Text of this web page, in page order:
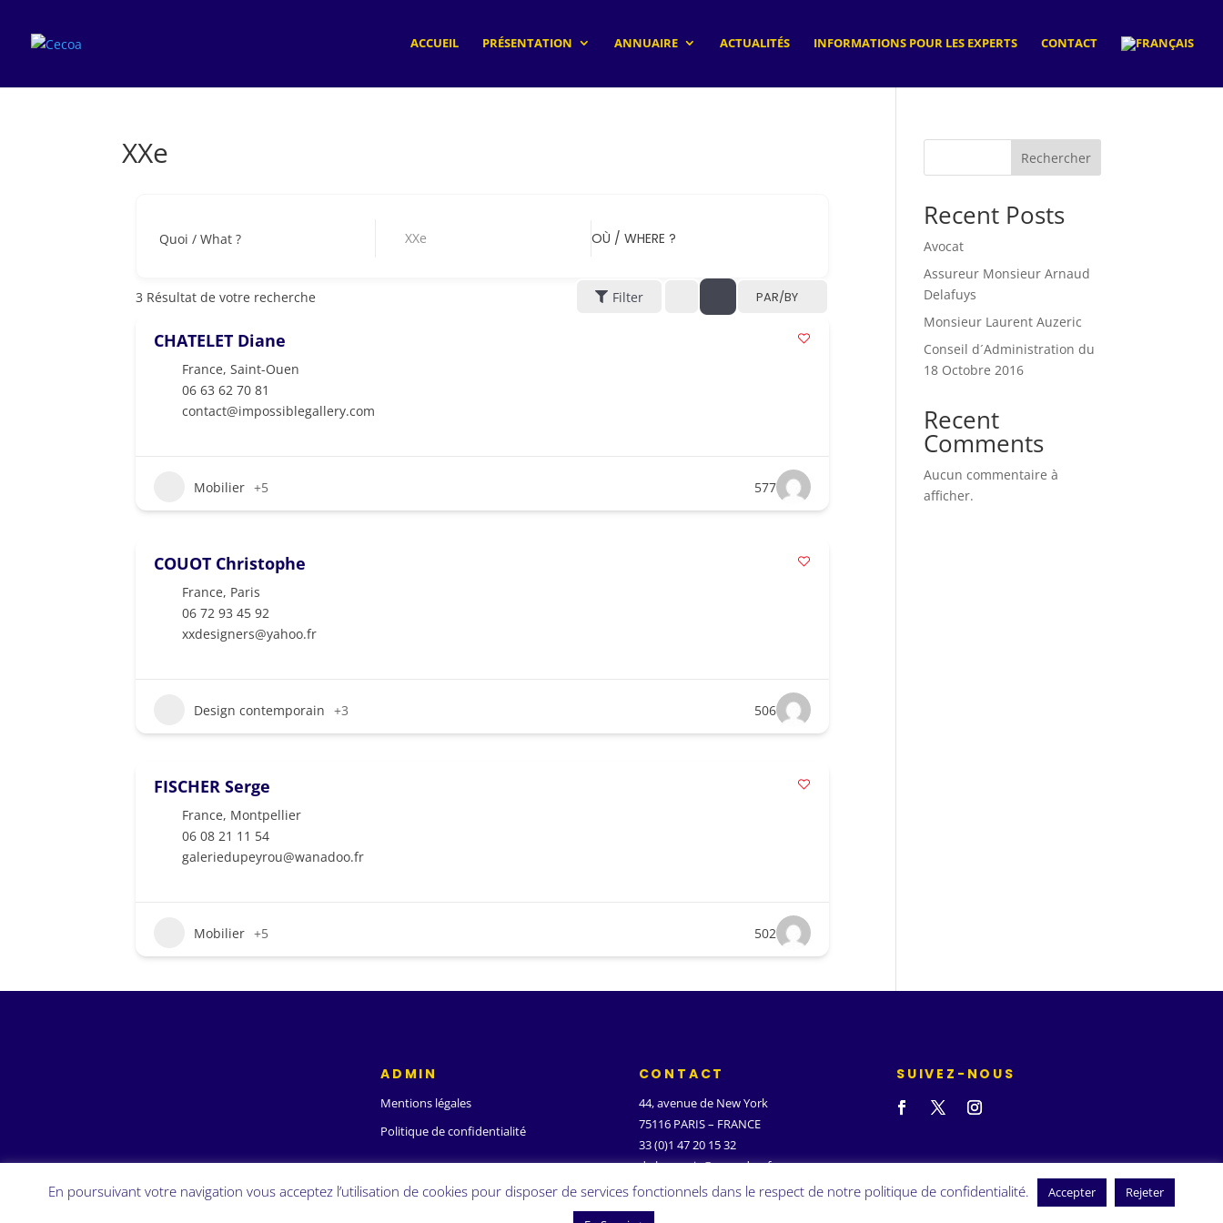
ACCUEIL PRÉSENTATION ANNUAIRE ACTUALITÉS INFORMATIONS POUR LES EXPERTS CONTACT
XXe
Quoi / What ? XXe OÙ / WHERE ?
3 Résultat de votre recherche Filter PAR/BY
CHATELET Diane
France,Saint-Ouen
06 63 62 70 81
contact@impossiblegallery.com
Mobilier +5 577
COUOT Christophe
France, Paris
06 72 93 45 92
xxdesigners@yahoo.fr
Design contemporain +3 506
FISCHER Serge
France, Montpellier
06 08 21 11 54
galeriedupeyrou@wanadoo.fr
Mobilier +5 502
Rechercher
Recent Posts
Avocat
Assureur Monsieur Arnaud
Delafuys
Monsieur Laurent Auzeric
Conseil d´Administration du
18 Octobre 2016
Recent
Comments
Aucun commentaire à
afficher.
ADMIN
Mentions légales
Politique de confidentialité
CONTACT
44, avenue de New York
75116 PARIS – FRANCE
33 (0)1 47 20 15 32
d.ghanassia@wanadoo.fr
SUIVEZ-NOUS
En poursuivant votre navigation vous acceptez l’utilisation de cookies pour disposer de services fonctionnels dans le respect de notre politique de confidentialité. Accepter
Rejeter